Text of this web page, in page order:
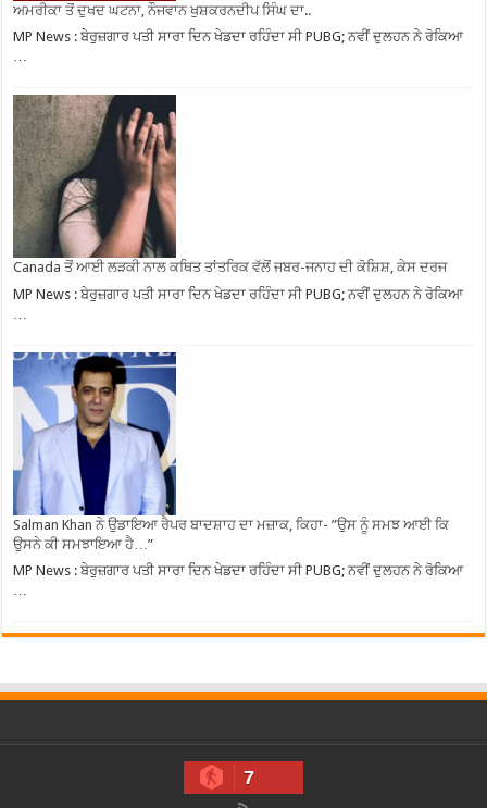
ਅਮਰੀਕਾ ਤੋਂ ਦੁਖਦ ਘਟਨਾ, ਨੌਜਵਾਨ ਖੁਸ਼ਕਰਨਦੀਪ ਸਿੰਘ ਦਾ..
MP News : ਬੇਰੁਜ਼ਗਾਰ ਪਤੀ ਸਾਰਾ ਦਿਨ ਖੇਡਦਾ ਰਹਿੰਦਾ ਸੀ PUBG; ਨਵੀਂ ਦੁਲਹਨ ਨੇ ਰੋਕਿਆ
…
Canada ਤੋਂ ਆਈ ਲੜਕੀ ਨਾਲ ਕਥਿਤ ਤਾਂਤਰਿਕ ਵੱਲੋਂ ਜਬਰ-ਜਨਾਹ ਦੀ ਕੋਸ਼ਿਸ਼, ਕੇਸ ਦਰਜ
MP News : ਬੇਰੁਜ਼ਗਾਰ ਪਤੀ ਸਾਰਾ ਦਿਨ ਖੇਡਦਾ ਰਹਿੰਦਾ ਸੀ PUBG; ਨਵੀਂ ਦੁਲਹਨ ਨੇ ਰੋਕਿਆ
Salman Khan ਨੇ ਉਡਾਇਆ ਰੈਪਰ ਬਾਦਸ਼ਾਹ ਦਾ ਮਜ਼ਾਕ, ਕਿਹਾ- ”ਉਸ ਨੂੰ ਸਮਝ ਆਈ ਕਿ
ਉਸਨੇ ਕੀ ਸਮਝਾਇਆ ਹੈ…”
MP News : ਬੇਰੁਜ਼ਗਾਰ ਪਤੀ ਸਾਰਾ ਦਿਨ ਖੇਡਦਾ ਰਹਿੰਦਾ ਸੀ PUBG; ਨਵੀਂ ਦੁਲਹਨ ਨੇ ਰੋਕਿਆ
…
7